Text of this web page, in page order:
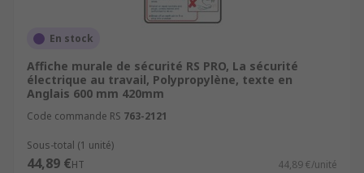
En stock
Affiche murale de sécurité RS PRO, La sécurité
électrique au travail, Polypropylène, texte en
Anglais 600 mm 420mm
Code commande RS 763-2121
Sous-total (1 unité)
44,89 €HT 44,89 €/unité